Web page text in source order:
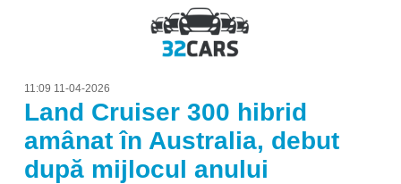
11:09 11-04-2026
Land Cruiser 300 hibrid
amânat în Australia, debut
după mijlocul anului